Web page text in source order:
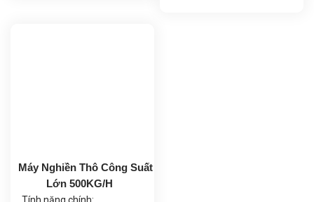
Máy Nghiền Thô Công Suất
Lớn 500KG/H